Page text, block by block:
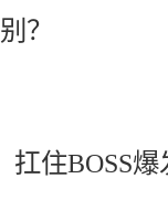
？
扛住BOSS